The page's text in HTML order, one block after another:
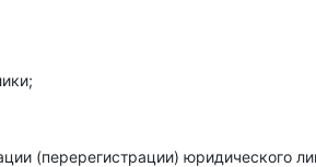
(перерегистрации) юридического